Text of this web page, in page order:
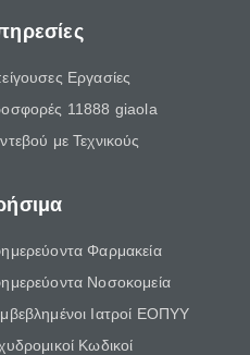
Εργασίες
11888 giaola
με Τεχνικούς
Φαρμακεία
Νοσοκομεία
Ιατροί ΕΟΠΥΥ
Κωδικοί